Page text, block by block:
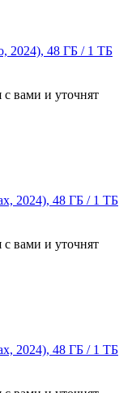
2024), 48 ГБ / 1 ТБ
вами и уточнят
2024), 48 ГБ / 1 ТБ
вами и уточнят
2024), 48 ГБ / 1 ТБ